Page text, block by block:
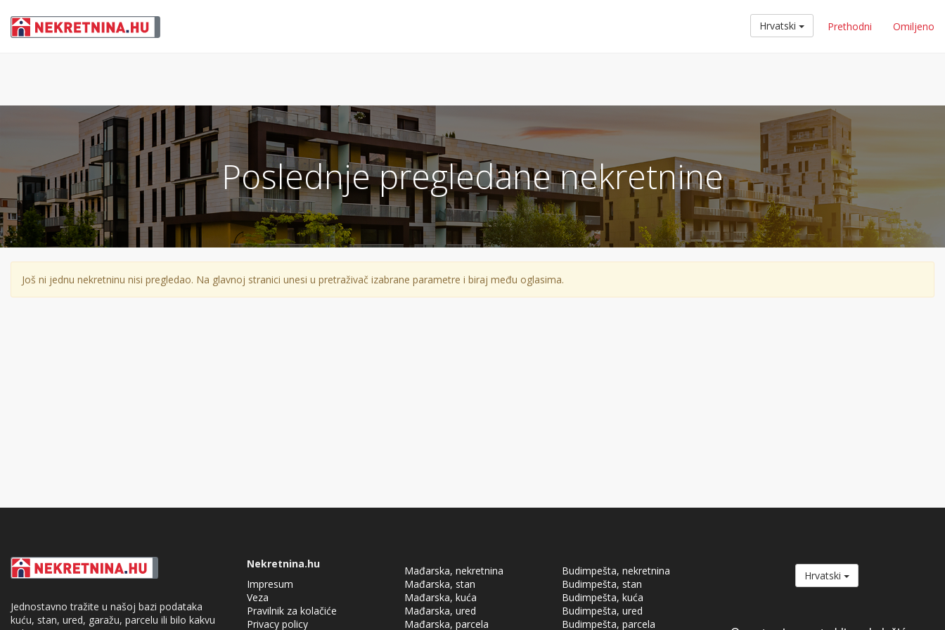
Hrvatski Prethodni Omiljeno
Poslednje pregledane nekretnine
Još ni jednu nekretninu nisi pregledao. Na glavnoj stranici unesi u pretraživač izabrane parametre i biraj među oglasima.
Jednostavno tražite u našoj bazi podataka
kuću, stan, ured, garažu, parcelu ili bilo kakvu
Nekretnina.hu
Impresum
Veza
Pravilnik za kolačiće
Privacy policy
Mađarska, nekretnina
Mađarska, stan
Mađarska, kuća
Mađarska, ured
Mađarska, parcela
Budimpešta, nekretnina
Budimpešta, stan
Budimpešta, kuća
Budimpešta, ured
Budimpešta, parcela
Hrvatski